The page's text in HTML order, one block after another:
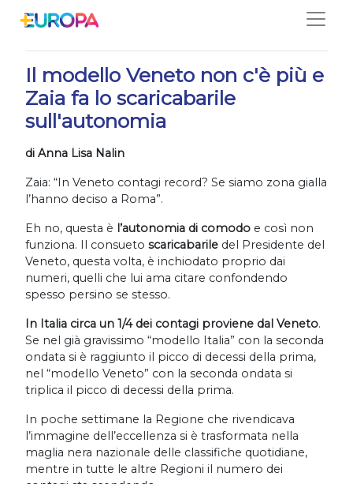
14/12/2020
Il modello Veneto non c'è più e
Zaia fa lo scaricabarile
sull'autonomia
di Anna Lisa Nalin
Zaia: “In Veneto contagi record? Se siamo zona gialla
l’hanno deciso a Roma”.
Eh no, questa è l’autonomia di comodo e così non
funziona. Il consueto scaricabarile del Presidente del
Veneto, questa volta, è inchiodato proprio dai
numeri, quelli che lui ama citare confondendo
spesso persino se stesso.
In Italia circa un 1/4 dei contagi proviene dal Veneto.
Se nel già gravissimo “modello Italia” con la seconda
ondata si è raggiunto il picco di decessi della prima,
nel “modello Veneto” con la seconda ondata si
triplica il picco di decessi della prima.
In poche settimane la Regione che rivendicava
l’immagine dell’eccellenza si è trasformata nella
maglia nera nazionale delle classifiche quotidiane,
mentre in tutte le altre Regioni il numero dei